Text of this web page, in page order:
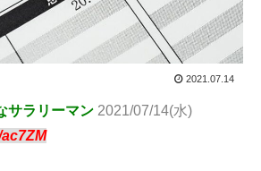
2021.07.14
サラリーマン 2021/07/14(水)